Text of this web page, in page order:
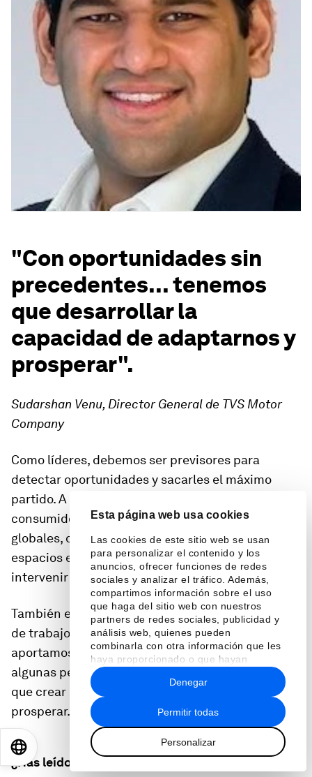
Esta página web usa cookies
Las cookies de este sitio web se usan
para personalizar el contenido y los
anuncios, ofrecer funciones de redes
sociales y analizar el tráfico. Además,
compartimos información sobre el uso
que haga del sitio web con nuestros
partners de redes sociales, publicidad y
análisis web, quienes pueden
combinarla con otra información que les
haya proporcionado o que hayan
recopilado a partir del uso que haya
hecho de sus servicios.
Permitir todas
Personalizar
Denegar
"Con oportunidades sin
precedentes... tenemos
que desarrollar la
capacidad de adaptarnos y
prosperar".
Sudarshan Venu, Director General de TVS Motor
Company
Como líderes, debemos ser previsores para
detectar oportunidades y sacarles el máximo
partido. A medida que las necesidades de los
consumidores cambian y evolucionan hacia retos
globales, debemos orientarnos para detectar los
espacios en blanco y estar preparados para
intervenir y aprovecharlos.
También experimentaremos un cambio en el lugar
de trabajo y en las actitudes y aptitudes que
aportamos. Con oportunidades sin precedentes y
algunas perturbaciones concomitantes, tenemos
que crear la capacidad de adaptarnos y
prosperar.
¿Has leído?